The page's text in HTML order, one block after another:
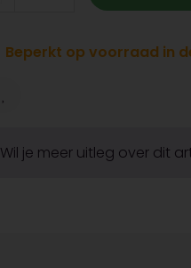
Beperkt op voorraad in
Wil je meer uitleg over dit